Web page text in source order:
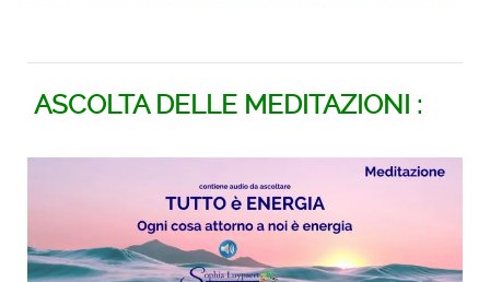
ASCOLTA DELLE MEDITAZIONI :